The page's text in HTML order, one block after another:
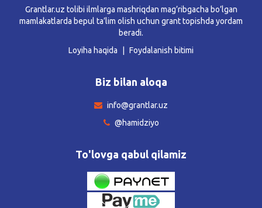
Grantlar.uz tolibi ilmlarga mashriqdan mag’ribgacha bo’lgan
mamlakatlarda bepul ta’lim olish uchun grant topishda yordam
beradi.
Loyiha haqida
Foydalanish bitimi
Biz bilan aloqa
info@grantlar.uz
@hamidziyo
To'lovga qabul qilamiz